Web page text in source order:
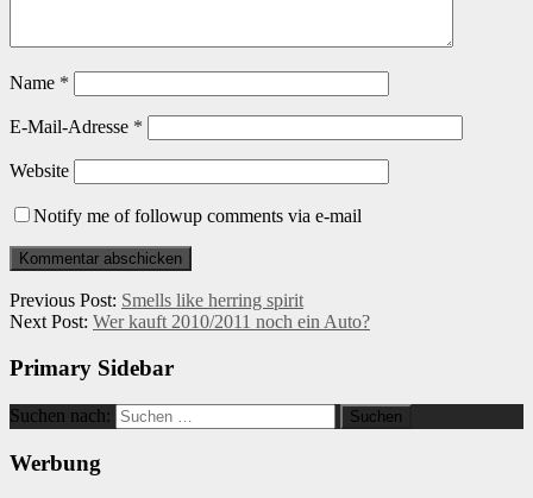
Name *
E-Mail-Adresse *
Website
Notify me of followup comments via e-mail
Previous Post: Smells like herring spirit
Next Post: Wer kauft 2010/2011 noch ein Auto?
Primary Sidebar
Suchen nach:
Werbung